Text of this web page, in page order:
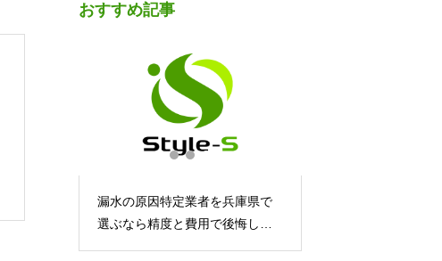
おすすめ記事
漏水の原因特定業者を兵庫県で
選ぶなら精度と費用で後悔しな